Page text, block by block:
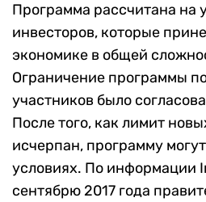
Программа рассчитана на
инвесторов, которые
экономике в общей
Ограничение программы
участников было
После того, как лимит
исчерпан, программу
условиях. По информации
сентябрю 2017 года